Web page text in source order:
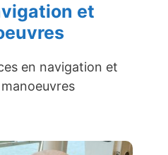
et
en navigation et